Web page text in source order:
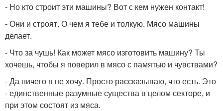
- Но кто строит эти машины? Вот с кем нужен контакт!
- Они и строят. О чем я тебе и толкую. Мясо машины
делает.
- Что за чушь! Как может мясо изготовить машину? Ты
хочешь, чтобы я поверил в мясо с памятью и чувствами?
- Да ничего я не хочу. Просто рассказываю, что есть. Это
- единственные разумные существа в целом секторе, и
при этом состоят из мяса.